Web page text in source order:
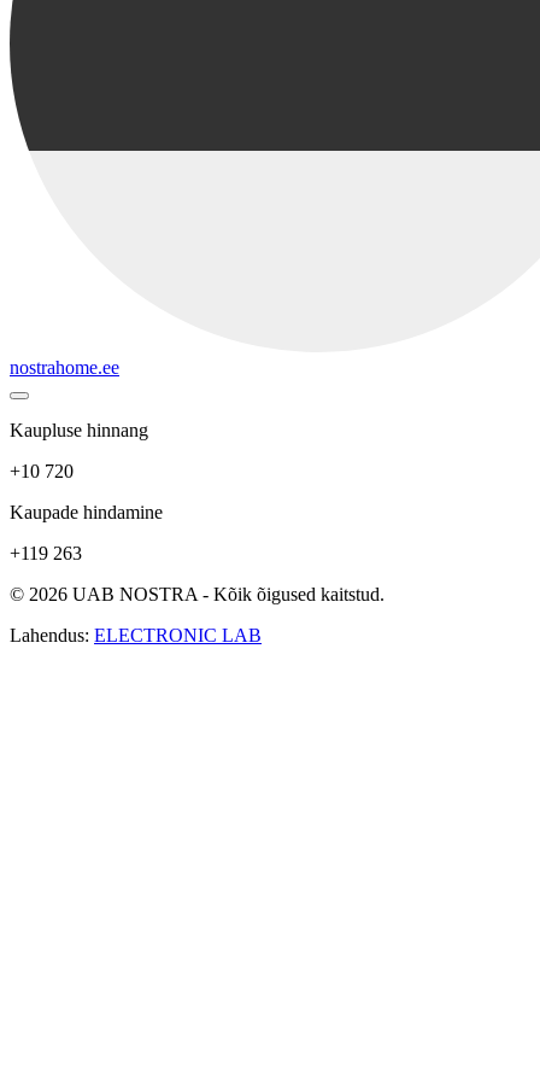
nostrahome.ee
Kaupluse hinnang
+10 720
Kaupade hindamine
+119 263
© 2026 UAB NOSTRA - Kõik õigused kaitstud.
Lahendus: ELECTRONIC LAB